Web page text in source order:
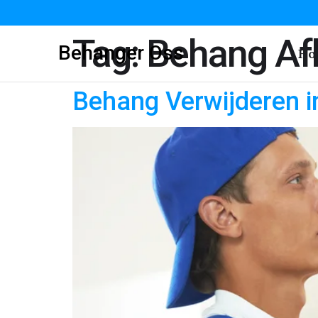
Behanger Oss
Tag:Behang
Behang Verwijderen